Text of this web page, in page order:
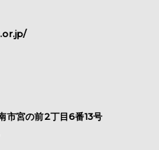
市宮の前2丁目6番13号